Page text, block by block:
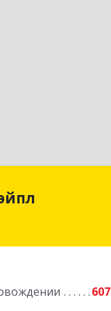
607
Мэйпл
край, Барнаул г,